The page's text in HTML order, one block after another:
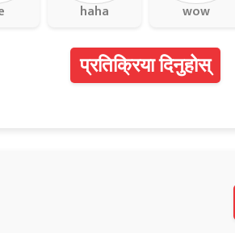
haha wow
प्रतिक्रिया दिनुहोस्